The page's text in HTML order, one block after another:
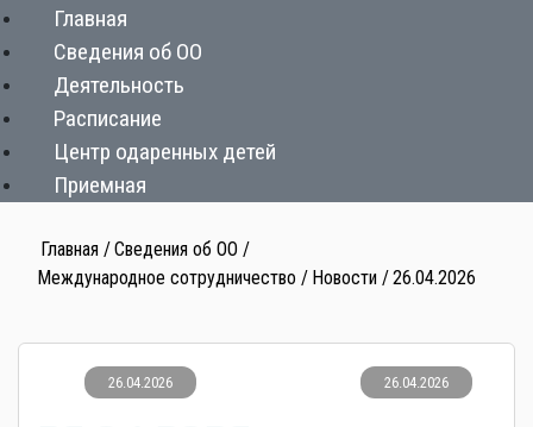
Главная
Сведения об ОО
Деятельность
Расписание
Центр одаренных детей
Приемная
Главная
Сведения об ОО
Международное сотрудничество
Новости 26.04.2026
26.04.2026 26.04.2026